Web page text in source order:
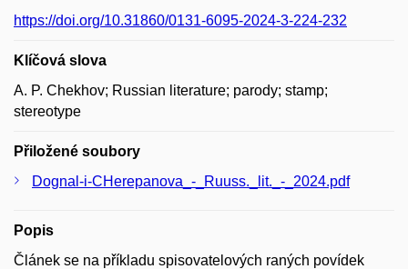
https://doi.org/10.31860/0131-6095-2024-3-224-232
Klíčová slova
A. P. Chekhov; Russian literature; parody; stamp;
stereotype
Přiložené soubory
Dognal-i-CHerepanova_-_Ruuss._lit._-_2024.pdf
Popis
Článek se na příkladu spisovatelových raných povídek